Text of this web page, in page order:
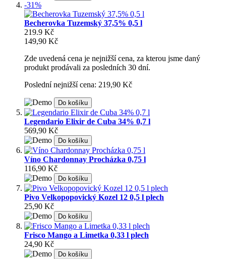
-31%
Becherovka Tuzemský 37,5% 0,5 l
219.9 Kč
149,90 Kč
Zde uvedená cena je nejnižší cena, za kterou jsme daný
produkt prodávali za posledních 30 dní.
Poslední nejnižší cena: 219,90 Kč
Do košíku
Legendario Elixir de Cuba 34% 0,7 l
569,90 Kč
Do košíku
Víno Chardonnay Procházka 0,75 l
116,90 Kč
Do košíku
Pivo Velkopopovický Kozel 12 0,5 l plech
25,90 Kč
Do košíku
Frisco Mango a Limetka 0,33 l plech
24,90 Kč
Do košíku